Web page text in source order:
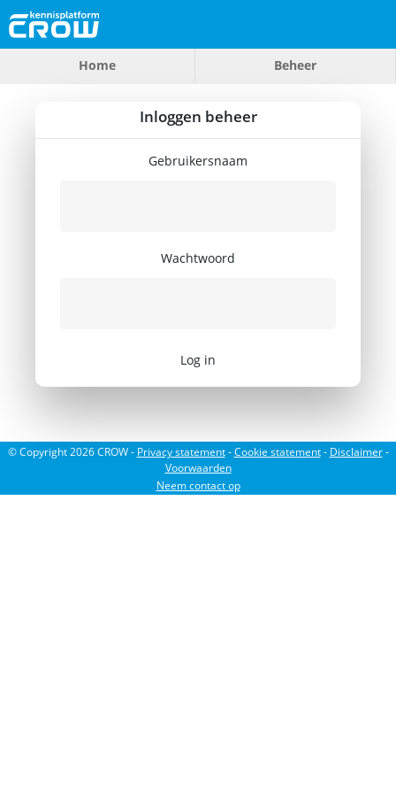
Home Beheer
Inloggen beheer
Gebruikersnaam
Wachtwoord
Log in
© Copyright 2026 CROW - Privacy statement-Cookie statement- Disclaimer-
Voorwaarden
Neem contact op